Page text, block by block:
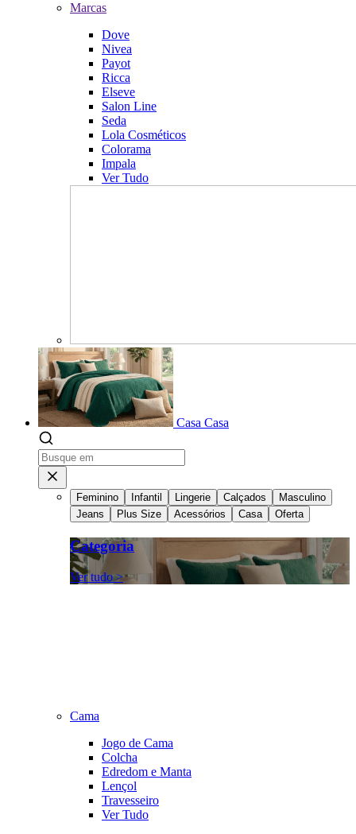
Marcas
Dove
Nivea
Payot
Ricca
Elseve
Salon Line
Seda
Lola Cosméticos
Colorama
Impala
Ver Tudo
Casa Casa
Feminino Infantil Lingerie Calçados
Masculino
Jeans
Plus Size Acessórios Casa Oferta
Categoria
Ver tudo >
Cama
Jogo de Cama
Colcha
Edredom e Manta
Lençol
Travesseiro
Ver Tudo